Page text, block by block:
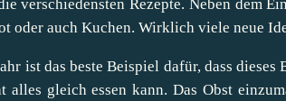
verschiedensten Rezepte. Neben dem
oder auch Kuchen. Wirklich viele neue
ist das beste Beispiel dafür, dass
alles gleich essen kann. Das Obst